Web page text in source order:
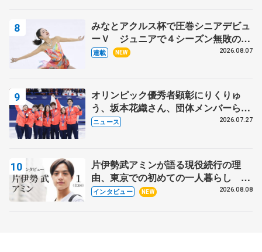
みなとアクルス杯で圧巻シニアデビュ
ーＶ ジュニアで４シーズン無敗の島
田麻央
連載 NEW 2026.08.07
オリンピック優秀者顕彰にりくりゅ
う、坂本花織さん、団体メンバーら
8月7日に文科省が表彰式、ブルーノ・
ニュース 2026.07.27
片伊勢武アミンが語る現役続行の理
由、東京での初めての一人暮らし 注
目スケーターの「今」に迫る
インタビュー NEW 2026.08.08